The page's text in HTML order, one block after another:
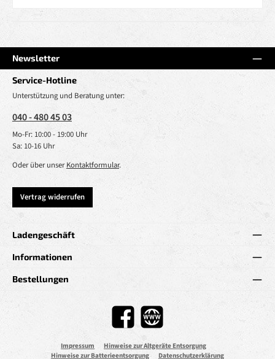
Newsletter
Service-Hotline
Unterstützung und Beratung unter:
040 - 480 45 03
Mo-Fr: 10:00 - 19:00 Uhr
Sa: 10-16 Uhr
Oder über unserKontaktformular.
Vertrag widerrufen
Ladengeschäft
Informationen
Bestellungen
Facebook Website
Impressum
Hinweise zur Altgeräte Entsorgung
Hinweise zur Batterieentsorgung
Datenschutzerklärung